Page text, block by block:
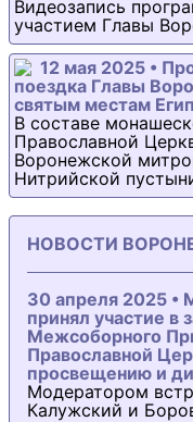
Видеозапись
участием Главы
12 мая 2025 •
поездка Главы
святым местам
В составе
Православной
Воронежской
Нитрийской
НОВОСТИ
30 апреля 2025 •
принял участие в
Межсоборного
Православной
просвещению и
Модератором
Калужский и